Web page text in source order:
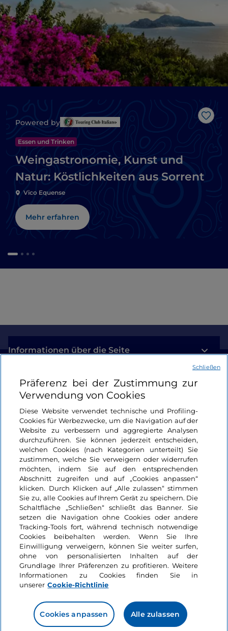
Like
Powered by
Essen und Trinken
Weingastronomie, Kunst und
Natur: Köstlichkeiten aus Sorrent
Vico Equense
Mehr erfahren
Informationen über die Seite
Nützliche Links
Login
Bleiben wir in Kontakt
Präferenz bei der Zustimmung zur
Verwendung von Cookies
Diese Website verwendet technische und Profiling-
Cookies für Werbezwecke, um die Navigation auf der
Website zu verbessern und aggregierte Analysen
durchzuführen. Sie können jederzeit entscheiden,
welchen Cookies (nach Kategorien unterteilt) Sie
zustimmen, welche Sie verweigern oder widerrufen
möchten, indem Sie auf den entsprechenden
Abschnitt zugreifen und auf „Cookies anpassen“
klicken. Durch Klicken auf „Alle zulassen“ stimmen
Sie zu, alle Cookies auf Ihrem Gerät zu speichern. Die
Schaltfläche „Schließen“ schließt das Banner. Sie
setzen die Navigation ohne Cookies oder andere
Tracking-Tools fort, während technisch notwendige
Cookies beibehalten werden. Wenn Sie Ihre
Einwilligung verweigern, können Sie weiter surfen,
ohne von personalisierten Inhalten auf der
Grundlage Ihrer Präferenzen zu profitieren. Weitere
Informationen zu Cookies finden Sie in
unserer Cookie-Richtlinie
Cookies anpassen Alle zulassen
Schließen